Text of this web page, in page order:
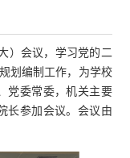
）会议，学习党的二
划编制工作，为学校
党委常委，机关主要
长参加会议。会议由